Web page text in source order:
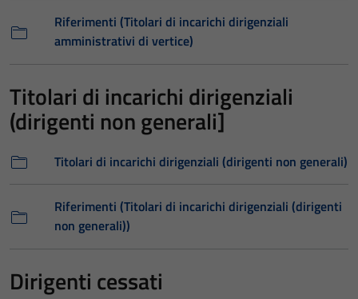
Riferimenti (Titolari di incarichi dirigenziali
amministrativi di vertice)
Titolari di incarichi dirigenziali
(dirigenti non generali]
Titolari di incarichi dirigenziali (dirigenti non generali)
Riferimenti (Titolari di incarichi dirigenziali (dirigenti
non generali))
Dirigenti cessati